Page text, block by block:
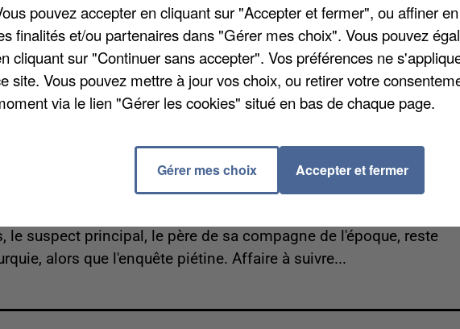
du comité de soutien à la famille de Julien Videlaine à été
: Emmanuel Macron. Quelques semaines plus tard, fin
le cabinet du président, a révélé le comité ce vendredi 8
selon François-Xavier Lauch, chef du cabinet du président,
de Jean-Yves Le Drian, ministre des Affaires Etrangères et
de la suite susceptible d'être réservée à son intervention. En
Pont-Sainte-Maxence, avait été assassiné en juillet 2014 à
le suspect principal, le père de sa compagne de l'époque, reste
alors que l'enquête piétine. Affaire à suivre...
pouvez accepter en cliquant sur "Accepter et fermer", ou affiner
finalités et/ou partenaires dans "Gérer mes choix". Vous pouvez
cliquant sur "Continuer sans accepter". Vos préférences ne
site. Vous pouvez mettre à jour vos choix, ou retirer votre
via le lien "Gérer les cookies" situé en bas de chaque page.
Gérer mes choix Accepter et fermer